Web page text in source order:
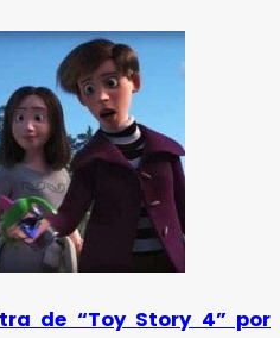
de “Toy Story 4” por